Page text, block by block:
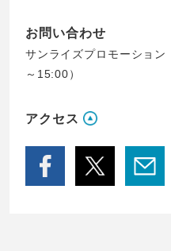
お問い合わせ
サンライズプロモーショ
～15:00）
アクセス